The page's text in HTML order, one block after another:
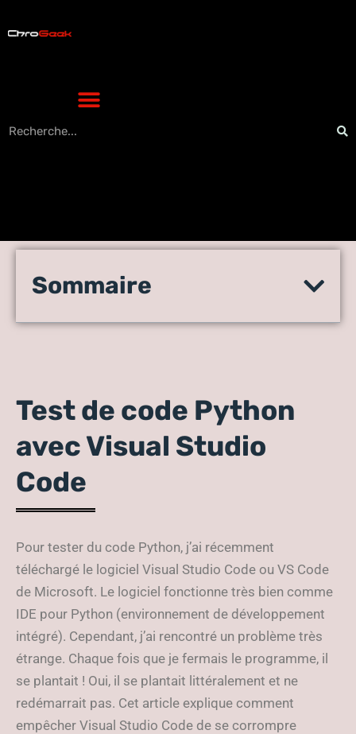
La fermeture du code Visual
programme
Sommaire
Test de code Python
avec Visual Studio
Code
Pour tester du code Python, j’ai récemment
téléchargé le logiciel Visual Studio Code ou VS Code
de Microsoft. Le logiciel fonctionne très bien comme
IDE pour Python (environnement de développement
intégré). Cependant, j’ai rencontré un problème très
étrange. Chaque fois que je fermais le programme, il
se plantait ! Oui, il se plantait littéralement et ne
redémarrait pas. Cet article explique comment
empêcher Visual Studio Code de se corrompre